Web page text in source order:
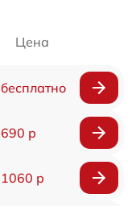
Цена
бесплатно
690 р
1060 р